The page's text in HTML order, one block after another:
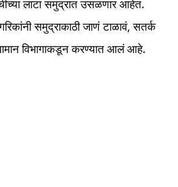
लाटा समुद्रात उसळणार आहेत.
समुद्राकाठी जाणं टाळावं, सतर्क
विभागाकडून करण्यात आलं आहे.